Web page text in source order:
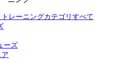
レーニングカテゴリすべて
ーズ
ア